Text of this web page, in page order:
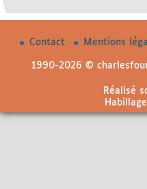
Contact Mentions
1990-2026 ©
Réalisé
Habillage